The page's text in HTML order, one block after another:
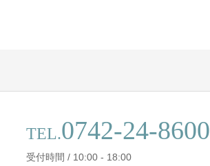
TEL.0742-24-8600
受付時間 / 10:00 - 18:00